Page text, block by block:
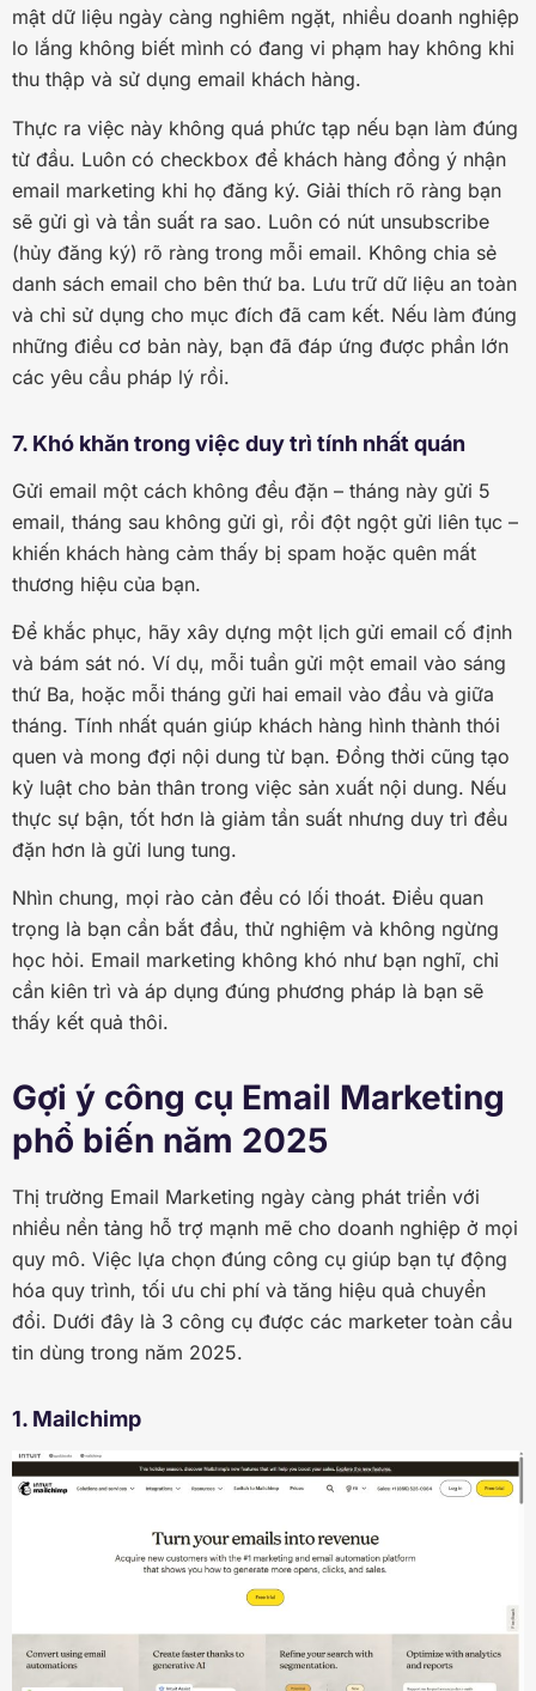
mật dữ liệu ngày càng nghiêm ngặt, nhiều doanh nghiệp
lo lắng không biết mình có đang vi phạm hay không khi
thu thập và sử dụng email khách hàng.
Thực ra việc này không quá phức tạp nếu bạn làm đúng
từ đầu. Luôn có checkbox để khách hàng đồng ý nhận
email marketing khi họ đăng ký. Giải thích rõ ràng bạn
sẽ gửi gì và tần suất ra sao. Luôn có nút unsubscribe
(hủy đăng ký) rõ ràng trong mỗi email. Không chia sẻ
danh sách email cho bên thứ ba. Lưu trữ dữ liệu an toàn
và chỉ sử dụng cho mục đích đã cam kết. Nếu làm đúng
những điều cơ bản này, bạn đã đáp ứng được phần lớn
các yêu cầu pháp lý rồi.
7. Khó khăn trong việc duy trì tính nhất quán
Gửi email một cách không đều đặn – tháng này gửi 5
email, tháng sau không gửi gì, rồi đột ngột gửi liên tục –
khiến khách hàng cảm thấy bị spam hoặc quên mất
thương hiệu của bạn.
Để khắc phục, hãy xây dựng một lịch gửi email cố định
và bám sát nó. Ví dụ, mỗi tuần gửi một email vào sáng
thứ Ba, hoặc mỗi tháng gửi hai email vào đầu và giữa
tháng. Tính nhất quán giúp khách hàng hình thành thói
quen và mong đợi nội dung từ bạn. Đồng thời cũng tạo
kỷ luật cho bản thân trong việc sản xuất nội dung. Nếu
thực sự bận, tốt hơn là giảm tần suất nhưng duy trì đều
đặn hơn là gửi lung tung.
Nhìn chung, mọi rào cản đều có lối thoát. Điều quan
trọng là bạn cần bắt đầu, thử nghiệm và không ngừng
học hỏi. Email marketing không khó như bạn nghĩ, chỉ
cần kiên trì và áp dụng đúng phương pháp là bạn sẽ
thấy kết quả thôi.
Gợi ý công cụ Email Marketing
phổ biến năm 2025
Thị trường Email Marketing ngày càng phát triển với
nhiều nền tảng hỗ trợ mạnh mẽ cho doanh nghiệp ở mọi
quy mô. Việc lựa chọn đúng công cụ giúp bạn tự động
hóa quy trình, tối ưu chi phí và tăng hiệu quả chuyển
đổi. Dưới đây là 3 công cụ được các marketer toàn cầu
tin dùng trong năm 2025.
1. Mailchimp